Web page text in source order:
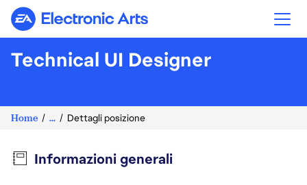
Electronic Arts
Technical UI Designer
Home ... Dettagli posizione
Informazioni generali